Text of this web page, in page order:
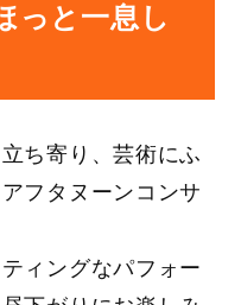
っと一息し
ち寄り、芸術にふ
フタヌーンコンサ
ィングなパフォー